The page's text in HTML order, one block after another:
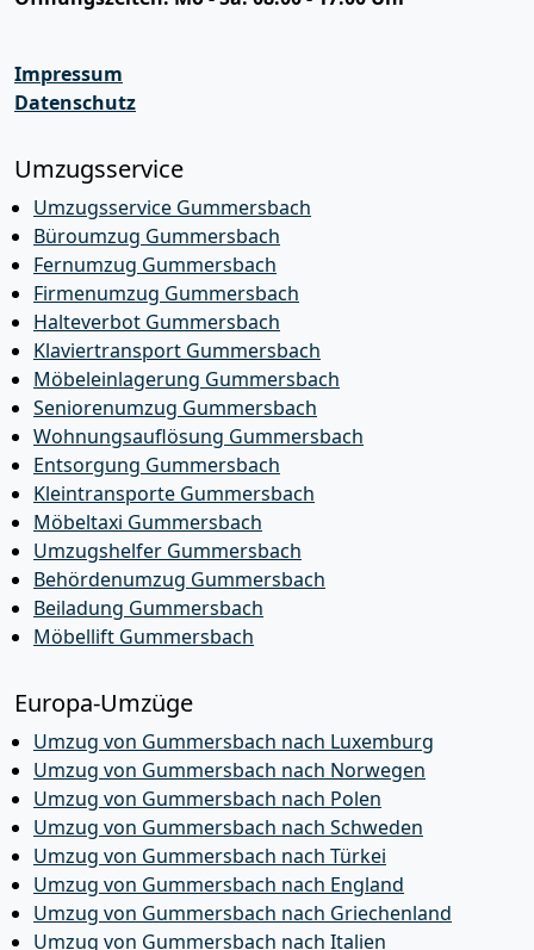
Impressum
Datenschutz
Umzugsservice
Umzugsservice Gummersbach
Büroumzug Gummersbach
Fernumzug Gummersbach
Firmenumzug Gummersbach
Halteverbot Gummersbach
Klaviertransport Gummersbach
Möbeleinlagerung Gummersbach
Seniorenumzug Gummersbach
Wohnungsauflösung Gummersbach
Entsorgung Gummersbach
Kleintransporte Gummersbach
Möbeltaxi Gummersbach
Umzugshelfer Gummersbach
Behördenumzug Gummersbach
Beiladung Gummersbach
Möbellift Gummersbach
Europa-Umzüge
Umzug von Gummersbach nach Luxemburg
Umzug von Gummersbach nach Norwegen
Umzug von Gummersbach nach Polen
Umzug von Gummersbach nach Schweden
Umzug von Gummersbach nach Türkei
Umzug von Gummersbach nach England
Umzug von Gummersbach nach Griechenland
Umzug von Gummersbach nach Italien